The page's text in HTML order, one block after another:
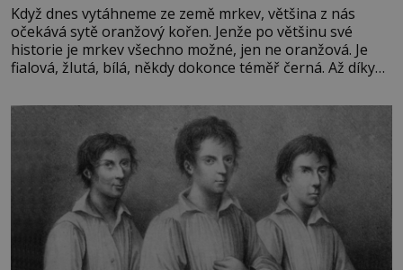
Když dnes vytáhneme ze země mrkev, většina z nás
očekává sytě oranžový kořen. Jenže po většinu své
historie je mrkev všechno možné, jen ne oranžová. Je
fialová, žlutá, bílá, někdy dokonce téměř černá. Až díky
bez které si českou zahradu ani nedokážeme představit.